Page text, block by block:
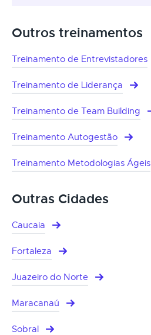
Outros treinamentos
Treinamento de Entrevistadores
Treinamento de Liderança
Treinamento de Team Building
Treinamento Autogestão
Treinamento Metodologias Ágeis
Outras Cidades
Caucaia
Fortaleza
Juazeiro do Norte
Maracanaú
Sobral